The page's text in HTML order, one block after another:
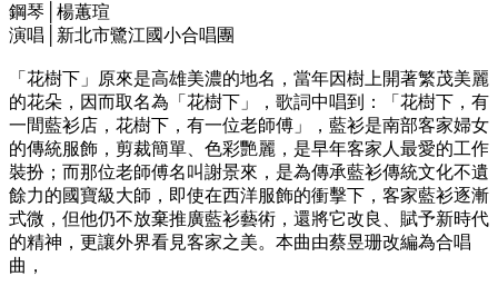
鋼琴│楊蕙瑄
演唱│新北市鷺江國小合唱團
「花樹下」原來是高雄美濃的地名，當年因樹上開著繁茂美麗
的花朵，因而取名為「花樹下」，歌詞中唱到：「花樹下，有
一間藍衫店，花樹下，有一位老師傅」，藍衫是南部客家婦女
的傳統服飾，剪裁簡單、色彩艷麗，是早年客家人最愛的工作
裝扮；而那位老師傅名叫謝景來，是為傳承藍衫傳統文化不遺
餘力的國寶級大師，即使在西洋服飾的衝擊下，客家藍衫逐漸
式微，但他仍不放棄推廣藍衫藝術，還將它改良、賦予新時代
的精神，更讓外界看見客家之美。本曲由蔡昱珊改編為合唱
曲，